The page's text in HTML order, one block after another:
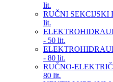
lit.
RUČNI
lit.
- 50 lit.
- 80 lit.
RUČNO-
80 lit.